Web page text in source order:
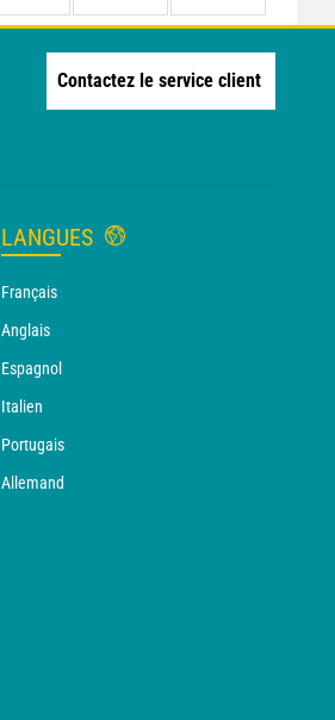
Contactez le service client
LANGUES
Français
Anglais
Espagnol
Italien
Portugais
Allemand